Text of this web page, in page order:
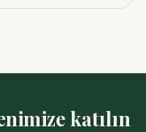
katılın